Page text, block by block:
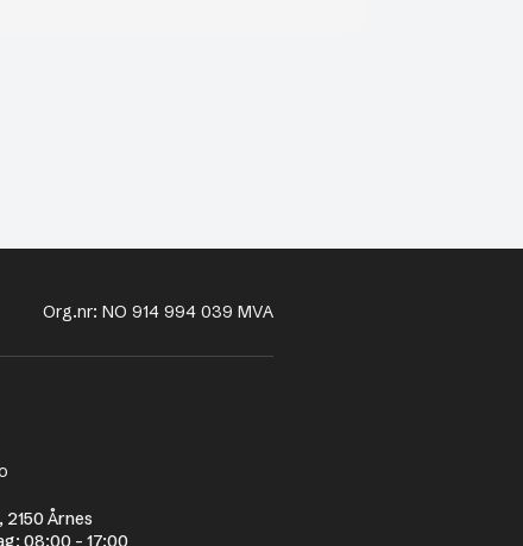
Org.nr: NO 914 994 039 MVA
2150 Årnes
08:00 - 17:00